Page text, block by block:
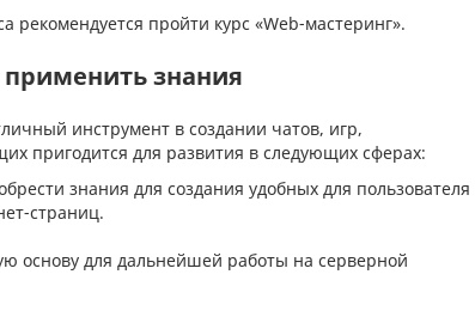
пройти курс «Web-мастеринг».
знания
инструмент в создании чатов, игр,
пригодится для развития в следующих сферах:
знания для создания удобных для пользователя
страниц.
основу для дальнейшей работы на серверной